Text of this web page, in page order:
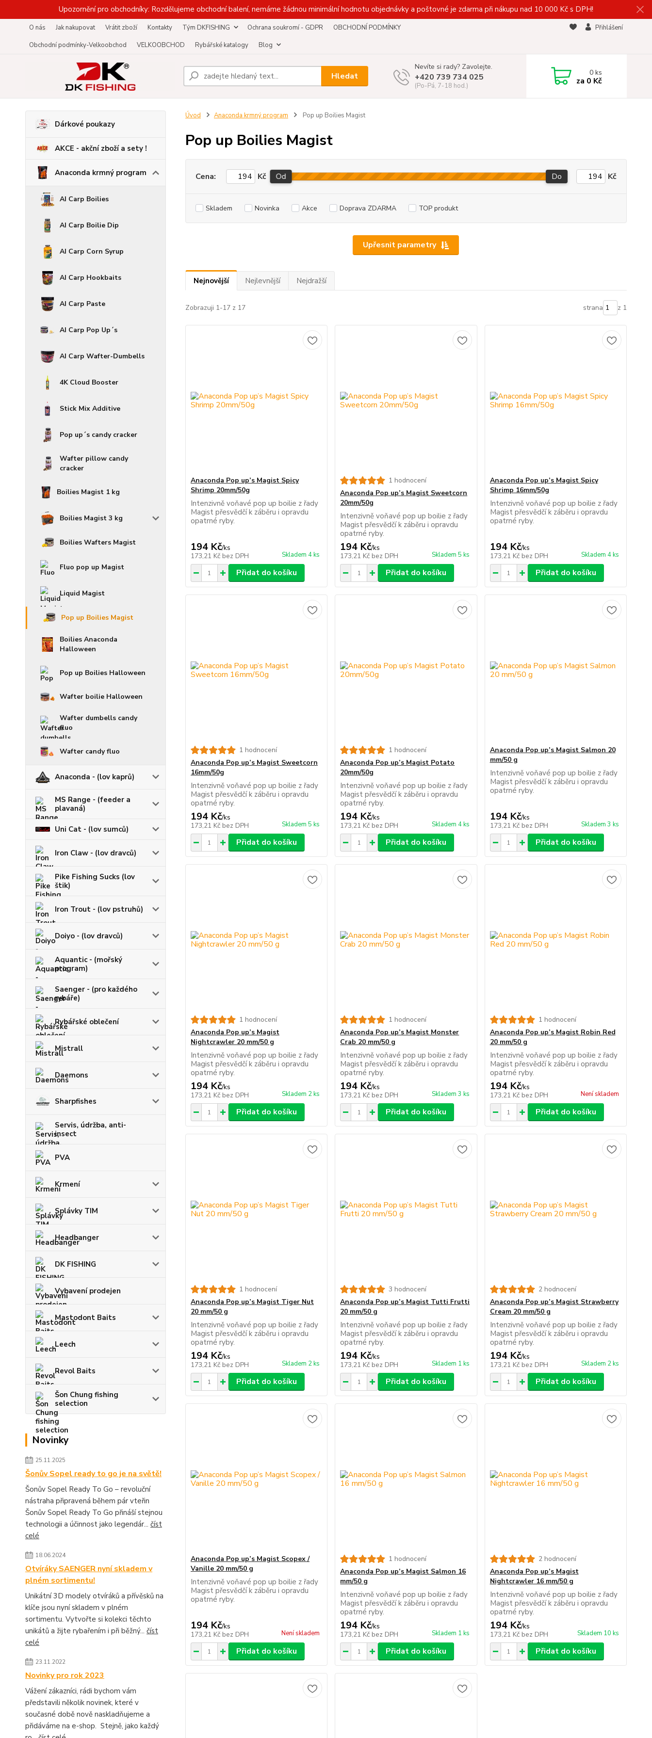
Upozornění pro obchodníky: Rozdělujeme obchodní balení, nemáme žádnou minimální hodnotu objednávky a poštovné je zdarma při nákupu nad 10 000 Kč s DPH!
O nás Jak nakupovat Vrátit zboží Kontakty Tým DKFISHING Ochrana soukromí - GDPR
OBCHODNÍ PODMÍNKY
Obchodní podmínky-Velkoobchod
VELKOOBCHOD Rybářské katalogy Blog
Přihlášení
Hledat
Nevíte si rady? Zavolejte.
+420 739 734 025
(Po-Pá, 7-18 hod.)
0ks
za 0 Kč
Dárkové poukazy
AKCE - akční zboží a sety !
Anaconda krmný program
AI Carp Boilies
AI Carp Boilie Dip
AI Carp Corn Syrup
AI Carp Hookbaits
AI Carp Paste
AI Carp Pop Up´s
AI Carp Wafter-Dumbells
4K Cloud Booster
Stick Mix Additive
Pop up´s candy cracker
Wafter pillow candy
cracker
Boilies Magist 1 kg
Boilies Magist 3 kg
Boilies Wafters Magist
Fluo pop up Magist
Liquid Magist
Pop up Boilies Magist
Boilies Anaconda
Halloween
Pop up Boilies Halloween
Wafter boilie Halloween
Wafter dumbells candy
fluo
Wafter candy fluo
Anaconda - (lov kaprů)
MS Range - (feeder a
plavaná)
Uni Cat - (lov sumců)
Iron Claw - (lov dravců)
Pike Fishing Sucks (lov
štik)
Iron Trout - (lov pstruhů)
Doiyo - (lov dravců)
Aquantic - (mořský
program)
Saenger - (pro každého
rybáře)
Rybářské oblečení
Mistrall
Daemons
Sharpfishes
Servis, údržba, anti-
insect
PVA
Krmení
Splávky TIM
Headbanger
DK FISHING
Vybavení prodejen
Mastodont Baits
Leech
Revol Baits
Šon Chung fishing
selection
Novinky
25.11.2025
Šonův Sopel ready to go je na světě!
Šonův Sopel Ready To Go – revoluční
nástraha připravená během pár vteřin
Šonův Sopel Ready To Go přináší stejnou
technologii a účinnost jako legendár... číst
celé
18.06.2024
Otvíráky SAENGER nyní skladem v
plném sortimentu!
Unikátní 3D modely otvíráků a přívěsků na
klíče jsou nyní skladem v plném
sortimentu. Vytvořte si kolekci těchto
unikátů a žijte rybařením i při běžný... číst
celé
23.11.2022
Novinky pro rok 2023
Vážení zákazníci, rádi bychom vám
představili několik novinek, které v
současné době nově naskladňujeme a
přidáváme na e-shop. Stejně, jako každý
Úvod Anaconda krmný program Pop up Boilies Magist
Pop up Boilies Magist
Upřesnit parametry
Cena: Kč Od Do Kč
Skladem Novinka Akce Doprava ZDARMA TOP produkt
Nejnovější Nejlevnější Nejdražší
Zobrazuji 1-17 z 17 strana z 1
Anaconda Pop up’s Magist Spicy
Shrimp 20mm/50g
Intenzivně voňavé pop up boilie z řady
Magist přesvědčí k záběru i opravdu
opatrné ryby.
194 Kč/ks
173,21 Kč bez DPH Skladem 4 ks
Přidat do košíku
1 hodnocení
Anaconda Pop up’s Magist Sweetcorn
20mm/50g
Intenzivně voňavé pop up boilie z řady
Magist přesvědčí k záběru i opravdu
opatrné ryby.
194 Kč/ks
173,21 Kč bez DPH Skladem 5 ks
Přidat do košíku
Anaconda Pop up’s Magist Spicy
Shrimp 16mm/50g
Intenzivně voňavé pop up boilie z řady
Magist přesvědčí k záběru i opravdu
opatrné ryby.
194 Kč/ks
173,21 Kč bez DPH Skladem 4 ks
Přidat do košíku
1 hodnocení
Anaconda Pop up’s Magist Sweetcorn
16mm/50g
Intenzivně voňavé pop up boilie z řady
Magist přesvědčí k záběru i opravdu
opatrné ryby.
194 Kč/ks
173,21 Kč bez DPH Skladem 5 ks
Přidat do košíku
1 hodnocení
Anaconda Pop up’s Magist Potato
20mm/50g
Intenzivně voňavé pop up boilie z řady
Magist přesvědčí k záběru i opravdu
opatrné ryby.
194 Kč/ks
173,21 Kč bez DPH Skladem 4 ks
Přidat do košíku
Anaconda Pop up’s Magist Salmon 20
mm/50 g
Intenzivně voňavé pop up boilie z řady
Magist přesvědčí k záběru i opravdu
opatrné ryby.
194 Kč/ks
173,21 Kč bez DPH Skladem 3 ks
Přidat do košíku
1 hodnocení
Anaconda Pop up’s Magist
Nightcrawler 20 mm/50 g
Intenzivně voňavé pop up boilie z řady
Magist přesvědčí k záběru i opravdu
opatrné ryby.
194 Kč/ks
173,21 Kč bez DPH Skladem 2 ks
Přidat do košíku
1 hodnocení
Anaconda Pop up’s Magist Monster
Crab 20 mm/50 g
Intenzivně voňavé pop up boilie z řady
Magist přesvědčí k záběru i opravdu
opatrné ryby.
194 Kč/ks
173,21 Kč bez DPH Skladem 3 ks
Přidat do košíku
1 hodnocení
Anaconda Pop up’s Magist Robin Red
20 mm/50 g
Intenzivně voňavé pop up boilie z řady
Magist přesvědčí k záběru i opravdu
opatrné ryby.
194 Kč/ks
173,21 Kč bez DPH Není skladem
Přidat do košíku
1 hodnocení
Anaconda Pop up’s Magist Tiger Nut
20 mm/50 g
Intenzivně voňavé pop up boilie z řady
Magist přesvědčí k záběru i opravdu
opatrné ryby.
194 Kč/ks
173,21 Kč bez DPH Skladem 2 ks
Přidat do košíku
3 hodnocení
Anaconda Pop up’s Magist Tutti Frutti
20 mm/50 g
Intenzivně voňavé pop up boilie z řady
Magist přesvědčí k záběru i opravdu
opatrné ryby.
194 Kč/ks
173,21 Kč bez DPH Skladem 1 ks
Přidat do košíku
2 hodnocení
Anaconda Pop up’s Magist Strawberry
Cream 20 mm/50 g
Intenzivně voňavé pop up boilie z řady
Magist přesvědčí k záběru i opravdu
opatrné ryby.
194 Kč/ks
173,21 Kč bez DPH Skladem 2 ks
Přidat do košíku
Anaconda Pop up’s Magist Scopex /
Vanille 20 mm/50 g
Intenzivně voňavé pop up boilie z řady
Magist přesvědčí k záběru i opravdu
opatrné ryby.
194 Kč/ks
173,21 Kč bez DPH Není skladem
Přidat do košíku
1 hodnocení
Anaconda Pop up’s Magist Salmon 16
mm/50 g
Intenzivně voňavé pop up boilie z řady
Magist přesvědčí k záběru i opravdu
opatrné ryby.
194 Kč/ks
173,21 Kč bez DPH Skladem 1 ks
Přidat do košíku
2 hodnocení
Anaconda Pop up’s Magist
Nightcrawler 16 mm/50 g
Intenzivně voňavé pop up boilie z řady
Magist přesvědčí k záběru i opravdu
opatrné ryby.
194 Kč/ks
173,21 Kč bez DPH Skladem 10 ks
Přidat do košíku